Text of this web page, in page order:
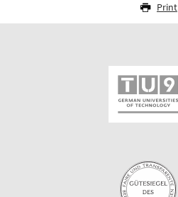
Print